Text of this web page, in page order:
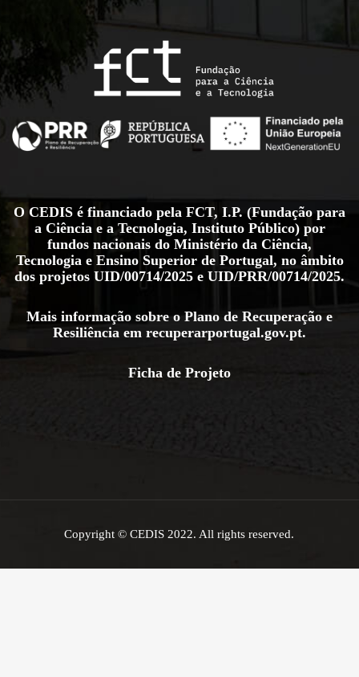
O CEDIS é financiado pela FCT, I.P. (Fundação para
a Ciência e a Tecnologia, Instituto Público) por
fundos nacionais do Ministério da Ciência,
Tecnologia e Ensino Superior de Portugal, no âmbito
dos projetos UID/00714/2025 e UID/PRR/00714/2025.
Mais informação sobre o Plano de Recuperação e
Resiliência em recuperarportugal.gov.pt.
Ficha de Projeto
Copyright © CEDIS 2022. All rights reserved.